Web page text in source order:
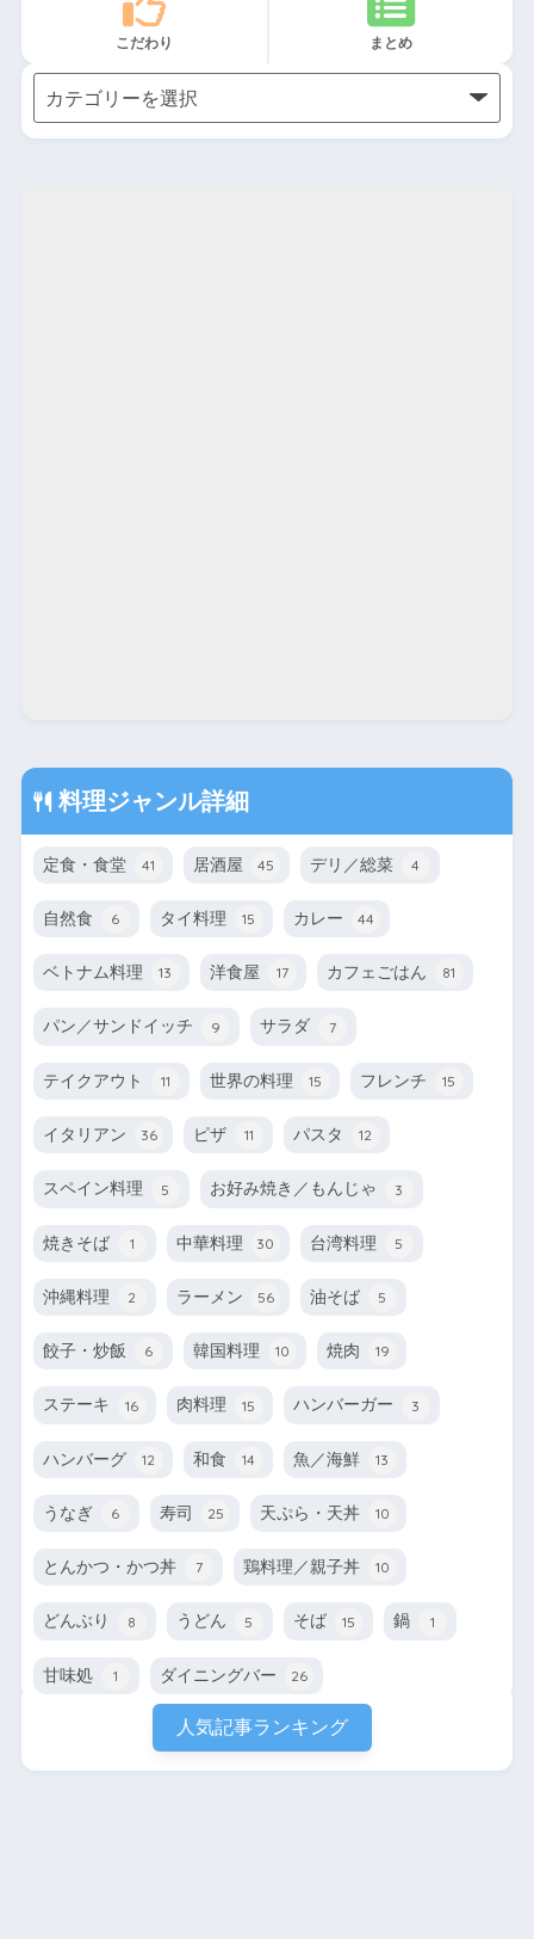
こだわり まとめ
料理ジャンル詳細
定食・食堂 41 居酒屋 45 デリ／総菜 4
自然食 6 タイ料理 15 カレー 44
ベトナム料理 13 洋食屋 17 カフェごはん 81
パン／サンドイッチ 9 サラダ 7
テイクアウト 11 世界の料理 15 フレンチ 15
イタリアン 36 ピザ 11 パスタ 12
スペイン料理 5 お好み焼き／もんじゃ 3
焼きそば 1 中華料理 30 台湾料理 5
沖縄料理 2 ラーメン 56 油そば 5
餃子・炒飯 6 韓国料理 10 焼肉 19
ステーキ 16 肉料理 15 ハンバーガー 3
ハンバーグ 12 和食 14 魚／海鮮 13
うなぎ 6 寿司 25 天ぷら・天丼 10
とんかつ・かつ丼 7 鶏料理／親子丼 10
どんぶり 8 うどん 5 そば 15 鍋 1
甘味処 1 ダイニングバー 26
人気記事ランキング